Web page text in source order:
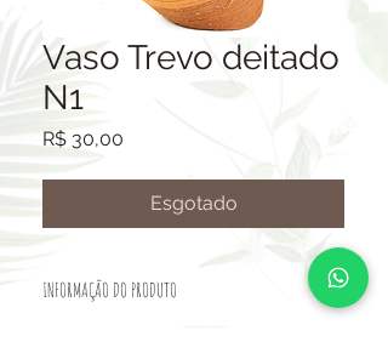
Vaso Trevo deitado
N1
R$ 30,00
Esgotado
INFORMAÇÃO DO PRODUTO